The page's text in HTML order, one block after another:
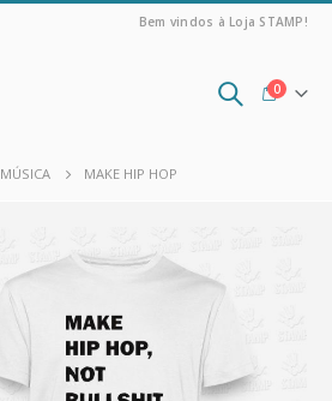
Bem vindos à Loja STAMP!
0
MÚSICA MAKE HIP HOP